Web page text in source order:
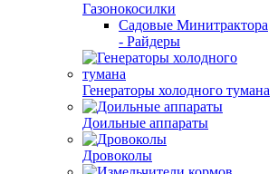
Газонокосилки
Садовые Минитрактора
- Райдеры
Генераторы холодного тумана
Доильные аппараты
Дровоколы